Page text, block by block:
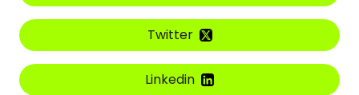
Twitter
Linkedin